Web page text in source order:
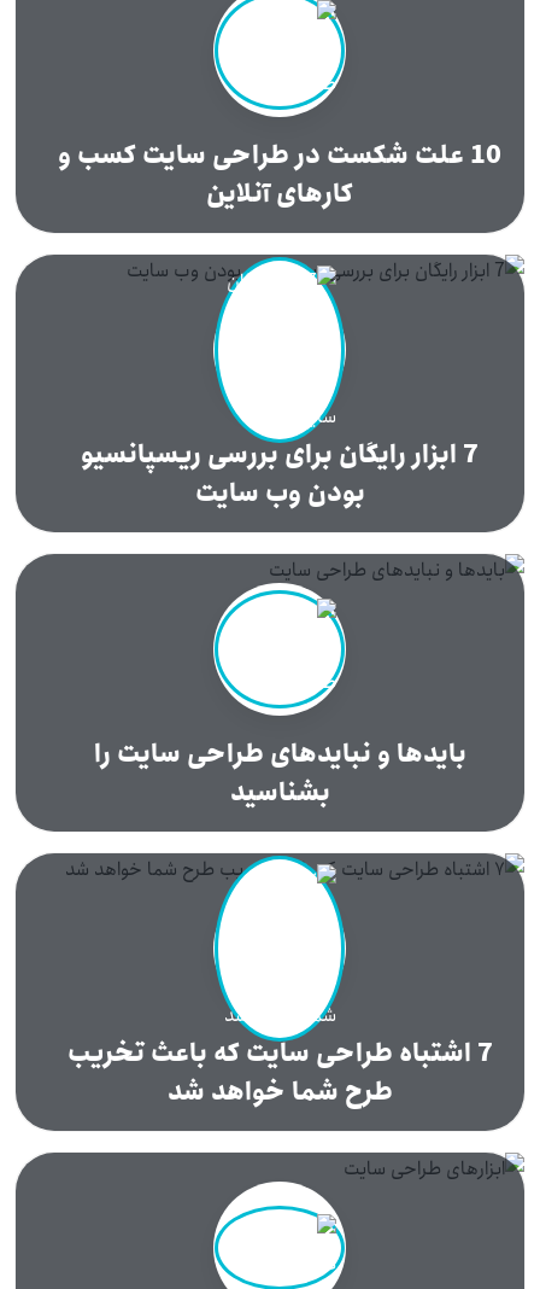
10 علت شکست در طراحی سایت کسب و
کارهای آنلاین
7 ابزار رایگان برای بررسی ریسپانسیو
بودن وب سایت
بایدها و نبایدهای طراحی سایت را
بشناسید
7 اشتباه طراحی سایت که باعث تخریب
طرح شما خواهد شد